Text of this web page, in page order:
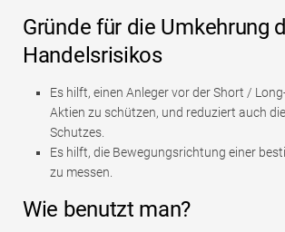
Gründe für die Umkehrung
Handelsrisikos
Es hilft, einen Anleger vor der Short /
Aktien zu schützen, und reduziert auch
Schutzes.
Es hilft, die Bewegungsrichtung einer
zu messen.
Wie benutzt man?